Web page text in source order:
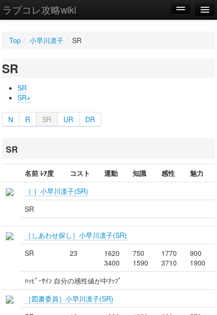
ラブコレ攻略wiki
WIKI
設定
Top / 小早川凛子 / SR
SR
SR
SR+
N R SR UR DR
SR
名前 ﾚｱ度 コスト 運動 知識 感性
魅力
［ ］小早川凛子(SR)
SR
［しあわせ探し］小早川凛子(SR)
SR
23
1620
3400
750
1590
1770
3710
900
1900
ﾊｯﾋﾟｰｻｲﾝ 自分の感性値が中ｱｯﾌﾟ
［図書委員］小早川凛子(SR)